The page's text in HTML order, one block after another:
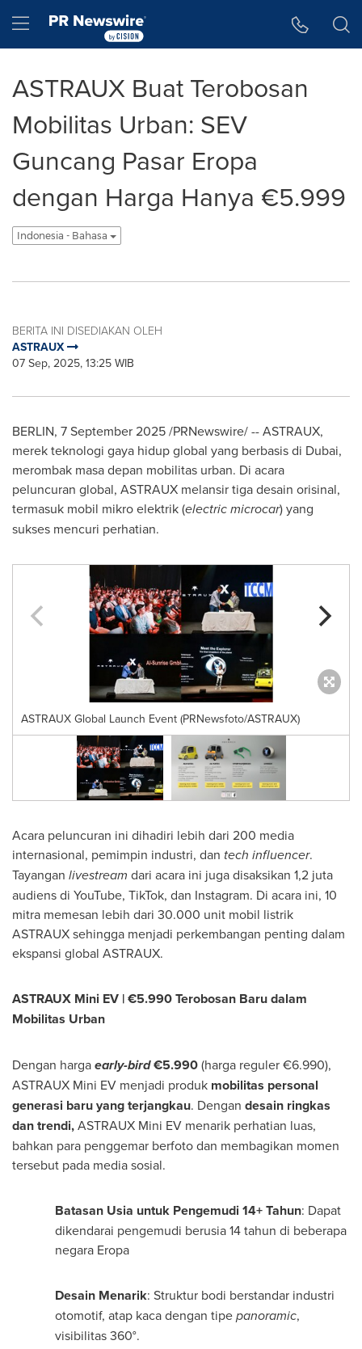
Hamburger menu
ASTRAUX Buat Terobosan
Mobilitas Urban: SEV
Guncang Pasar Eropa
dengan Harga Hanya €5.999
Indonesia - Bahasa
BERITA INI DISEDIAKAN OLEH
ASTRAUX
07 Sep, 2025, 13:25 WIB
BERLIN, 7 September 2025/PRNewswire/ -- ASTRAUX,
merek teknologi gaya hidup global yang berbasis di Dubai,
merombak masa depan mobilitas urban. Di acara
peluncuran global, ASTRAUX melansir tiga desain orisinal,
termasuk mobil mikro elektrik (electric microcar) yang
sukses mencuri perhatian.
ASTRAUX Global Launch Event (PRNewsfoto/ASTRAUX)
Acara peluncuran ini dihadiri lebih dari 200 media
internasional, pemimpin industri, dan tech influencer.
Tayangan livestream dari acara ini juga disaksikan 1,2 juta
audiens di YouTube, TikTok, dan Instagram. Di acara ini, 10
mitra memesan lebih dari 30.000 unit mobil listrik
ASTRAUX sehingga menjadi perkembangan penting dalam
ekspansi global ASTRAUX.
ASTRAUX Mini EV | €5.990 Terobosan Baru dalam
Mobilitas Urban
Dengan hargaearly-bird€5.990(harga reguler €6.990),
ASTRAUX Mini EV menjadi produk mobilitas personal
generasi baru yang terjangkau. Dengan desain ringkas
dan trendi,ASTRAUX Mini EV menarik perhatian luas,
bahkan para penggemar berfoto dan membagikan momen
tersebut pada media sosial.
Batasan Usia untuk Pengemudi 14+ Tahun: Dapat
dikendarai pengemudi berusia 14 tahun di beberapa
negara Eropa
Desain Menarik: Struktur bodi berstandar industri
otomotif, atap kaca dengan tipepanoramic,
visibilitas 360°.